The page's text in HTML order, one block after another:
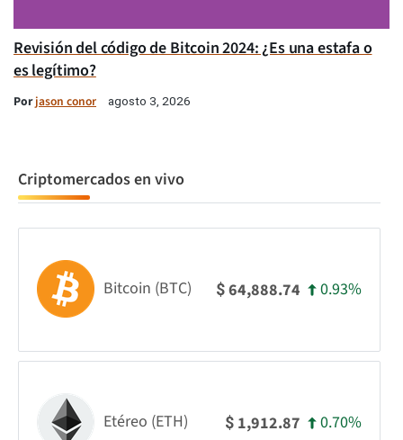
Revisión del código de Bitcoin 2024: ¿Es una estafa o
es legítimo?
Porjason conor agosto 3, 2026
Criptomercados en vivo
Bitcoin (BTC) $64,888.74 0.93%
Etéreo (ETH) $ 1,912.87 0.70%